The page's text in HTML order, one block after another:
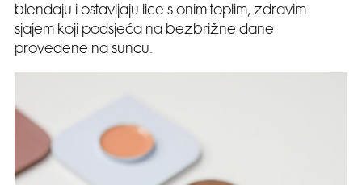
blendaju i ostavljaju lice s onim toplim, zdravim
sjajem koji podsjeća na bezbrižne dane
provedene na suncu.